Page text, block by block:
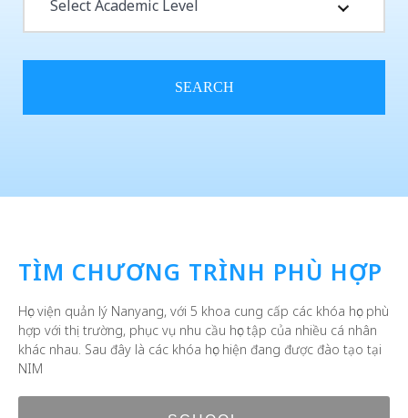
SEARCH
TÌM CHƯƠNG TRÌNH PHÙ HỢP
Học viện quản lý Nanyang, với 5 khoa cung cấp các khóa học phù
hợp với thị trường, phục vụ nhu cầu học tập của nhiều cá nhân
khác nhau. Sau đây là các khóa học hiện đang được đào tạo tại
NIM